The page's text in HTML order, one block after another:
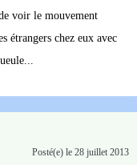
voir le mouvement
étrangers chez eux avec
Posté(e) le 28 juillet 2013